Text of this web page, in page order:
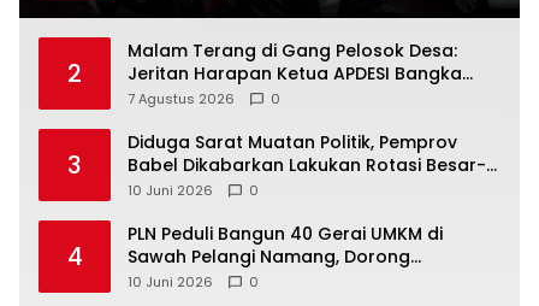
2
Malam Terang di Gang Pelosok Desa:
Jeritan Harapan Ketua APDESI Bangka
Tengah untuk PLN Babel
7 Agustus 2026 0
3
‎Diduga Sarat Muatan Politik, Pemprov
Babel Dikabarkan Lakukan Rotasi Besar-
10 Juni 2026 0
4
‎PLN Peduli Bangun 40 Gerai UMKM di
Sawah Pelangi Namang, Dorong
10 Juni 2026 0